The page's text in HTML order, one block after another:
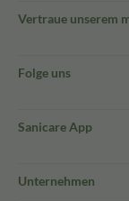
Vertraue unserem
Folge uns
Sanicare App
Unternehmen